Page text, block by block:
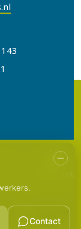
|
Technische